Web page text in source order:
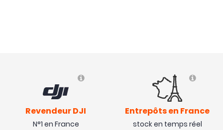
Revendeur DJI
N°1 en France
Entrepôts en France
stock en temps réel